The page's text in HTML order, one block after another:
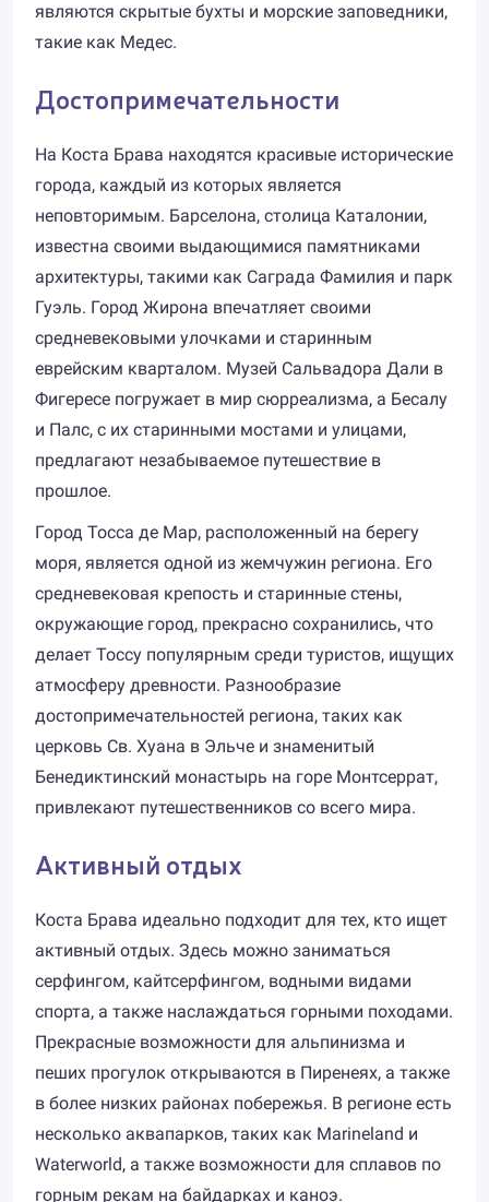
являются скрытые бухты и морские заповедники,
такие как Медес.
Достопримечательности
На Коста Брава находятся красивые исторические
города, каждый из которых является
неповторимым. Барселона, столица Каталонии,
известна своими выдающимися памятниками
архитектуры, такими как Саграда Фамилия и парк
Гуэль. Город Жирона впечатляет своими
средневековыми улочками и старинным
еврейским кварталом. Музей Сальвадора Дали в
Фигересе погружает в мир сюрреализма, а Бесалу
и Палс, с их старинными мостами и улицами,
предлагают незабываемое путешествие в
прошлое.
Город Тосса де Мар, расположенный на берегу
моря, является одной из жемчужин региона. Его
средневековая крепость и старинные стены,
окружающие город, прекрасно сохранились, что
делает Тоссу популярным среди туристов, ищущих
атмосферу древности. Разнообразие
достопримечательностей региона, таких как
церковь Св. Хуана в Эльче и знаменитый
Бенедиктинский монастырь на горе Монтсеррат,
привлекают путешественников со всего мира.
Активный отдых
Коста Брава идеально подходит для тех, кто ищет
активный отдых. Здесь можно заниматься
серфингом, кайтсерфингом, водными видами
спорта, а также наслаждаться горными походами.
Прекрасные возможности для альпинизма и
пеших прогулок открываются в Пиренеях, а также
в более низких районах побережья. В регионе есть
несколько аквапарков, таких как Marineland и
Waterworld, а также возможности для сплавов по
горным рекам на байдарках и каноэ.